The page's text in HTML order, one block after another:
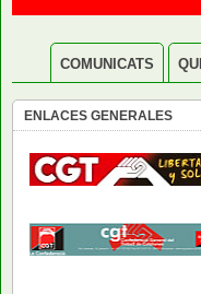
COMUNICATS
ENLACES GENERALES